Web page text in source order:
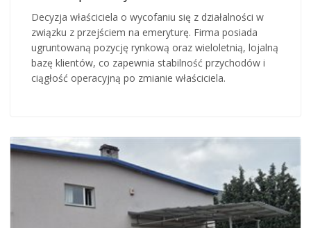
Decyzja właściciela o wycofaniu się z działalności w
związku z przejściem na emeryturę. Firma posiada
ugruntowaną pozycję rynkową oraz wieloletnią, lojalną
bazę klientów, co zapewnia stabilność przychodów i
ciągłość operacyjną po zmianie właściciela.